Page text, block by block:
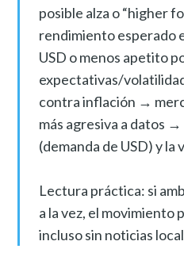
posible alza o “higher
rendimiento esperado
USD o menos apetito
expectativas/
contra inflación →
más agresiva a datos
(demanda de USD) y la
Lectura práctica: si
a la vez, el movimiento
incluso sin noticias